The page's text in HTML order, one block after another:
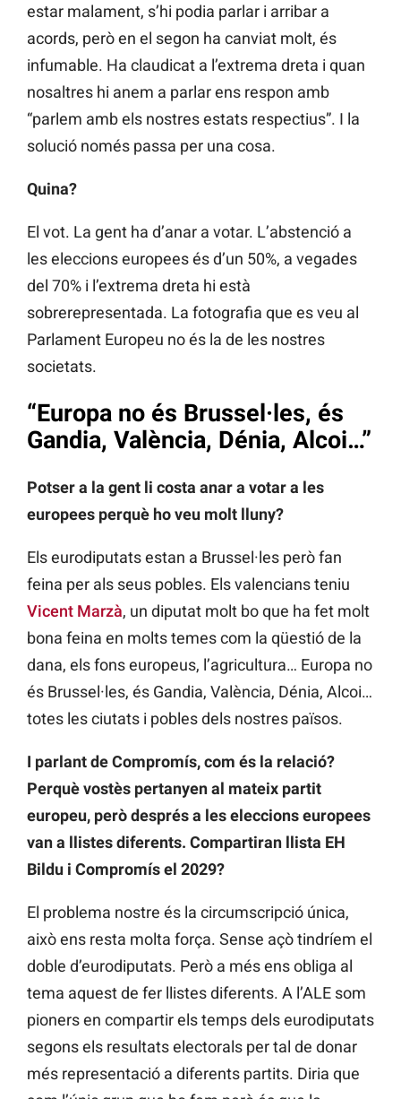
estar malament, s’hi podia parlar i arribar a
acords, però en el segon ha canviat molt, és
infumable. Ha claudicat a l’extrema dreta i quan
nosaltres hi anem a parlar ens respon amb
“parlem amb els nostres estats respectius”. I la
solució només passa per una cosa.
Quina?
El vot. La gent ha d’anar a votar. L’abstenció a
les eleccions europees és d’un 50%, a vegades
del 70% i l’extrema dreta hi està
sobrerepresentada. La fotografia que es veu al
Parlament Europeu no és la de les nostres
societats.
“Europa no és Brussel·les, és
Gandia, València, Dénia, Alcoi…”
Potser a la gent li costa anar a votar a les
europees perquè ho veu molt lluny?
Els eurodiputats estan a Brussel·les però fan
feina per als seus pobles. Els valencians teniu
Vicent Marzà, un diputat molt bo que ha fet molt
bona feina en molts temes com la qüestió de la
dana, els fons europeus, l’agricultura… Europa no
és Brussel·les, és Gandia, València, Dénia, Alcoi…
totes les ciutats i pobles dels nostres països.
I parlant de Compromís, com és la relació?
Perquè vostès pertanyen al mateix partit
europeu, però després a les eleccions europees
van a llistes diferents. Compartiran llista EH
Bildu i Compromís el 2029?
El problema nostre és la circumscripció única,
això ens resta molta força. Sense açò tindríem el
doble d’eurodiputats. Però a més ens obliga al
tema aquest de fer llistes diferents. A l’ALE som
pioners en compartir els temps dels eurodiputats
segons els resultats electorals per tal de donar
més representació a diferents partits. Diria que